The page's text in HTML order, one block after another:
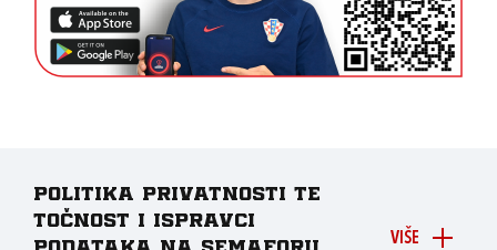
VIŠE
Politika privatnosti te
točnost i ispravci